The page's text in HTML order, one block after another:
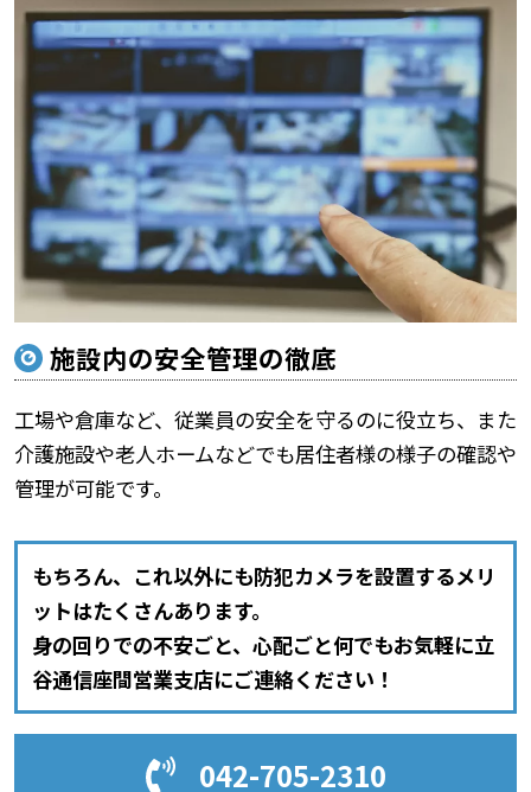
施設内の安全管理の徹底
工場や倉庫など、従業員の安全を守るのに役立ち、また
介護施設や老人ホームなどでも居住者様の様子の確認や
管理が可能です。
もちろん、これ以外にも防犯カメラを設置するメリ
ットはたくさんあります。
身の回りでの不安ごと、心配ごと何でもお気軽に立
谷通信座間営業支店にご連絡ください！
042-705-2310